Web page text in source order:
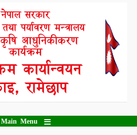
नेपाल सरकार
पर्यावरण मन्त्रालय
कृषि आधुनिकीकरण
कार्यक्रम
कार्यान्वयन
रामेछाप
Main Menu